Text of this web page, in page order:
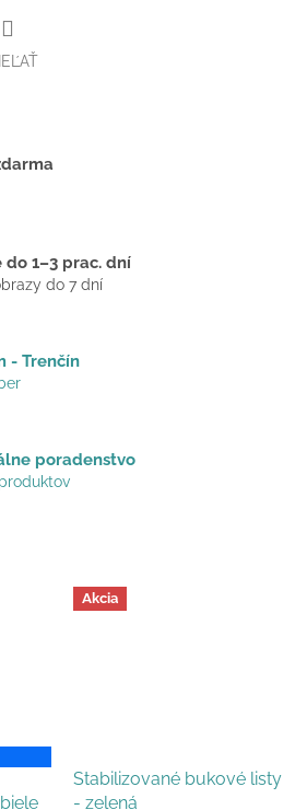
do 1–3 prac. dní
do 7 dní
- Trenčín
poradenstvo
Akcia
Stabilizované bukové listy
- zelená